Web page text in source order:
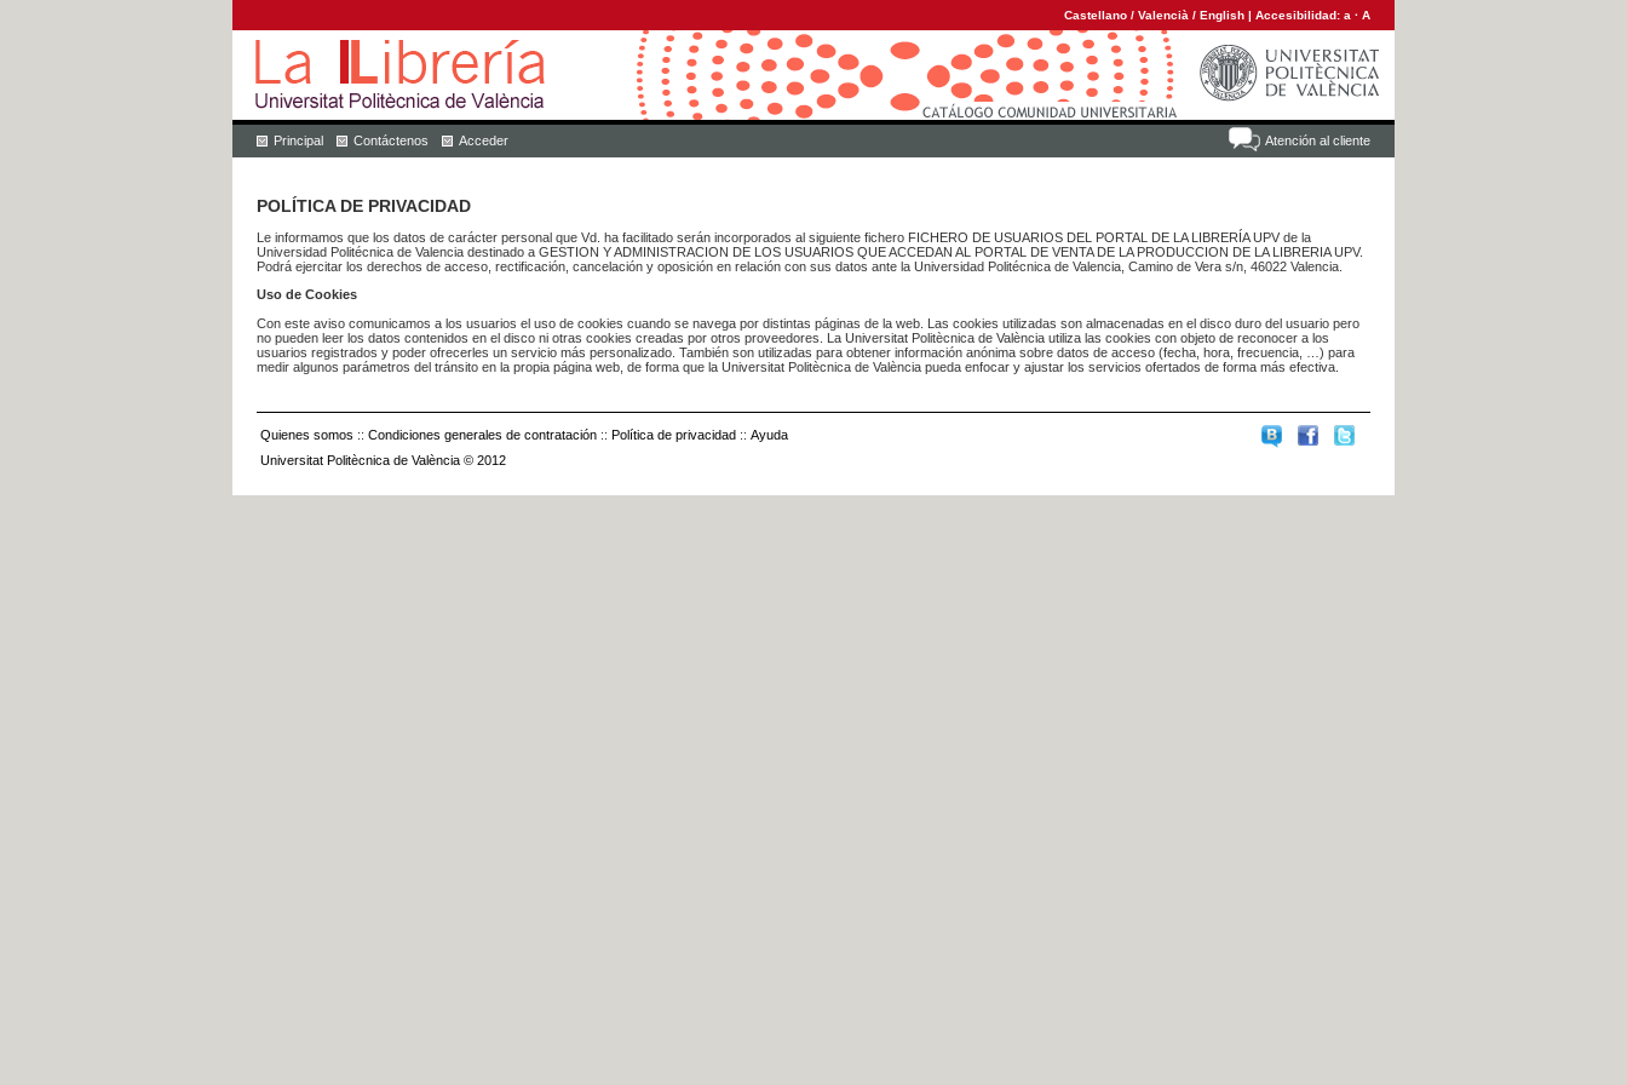
Castellano / Valencià / English | Accesibilidad: a · A
Atención al cliente
Principal Contáctenos Acceder
POLÍTICA DE PRIVACIDAD
Le informamos que los datos de carácter personal que Vd. ha facilitado serán incorporados al siguiente fichero FICHERO DE USUARIOS DEL PORTAL DE LA LIBRERÍA UPV de la
Universidad Politécnica de Valencia destinado a GESTION Y ADMINISTRACION DE LOS USUARIOS QUE ACCEDAN AL PORTAL DE VENTA DE LA PRODUCCION DE LA LIBRERIA UPV.
Podrá ejercitar los derechos de acceso, rectificación, cancelación y oposición en relación con sus datos ante la Universidad Politécnica de Valencia, Camino de Vera s/n, 46022 Valencia.
Uso de Cookies
Con este aviso comunicamos a los usuarios el uso de cookies cuando se navega por distintas páginas de la web. Las cookies utilizadas son almacenadas en el disco duro del usuario pero
no pueden leer los datos contenidos en el disco ni otras cookies creadas por otros proveedores. La Universitat Politècnica de València utiliza las cookies con objeto de reconocer a los
usuarios registrados y poder ofrecerles un servicio más personalizado. También son utilizadas para obtener información anónima sobre datos de acceso (fecha, hora, frecuencia, …) para
medir algunos parámetros del tránsito en la propia página web, de forma que la Universitat Politècnica de València pueda enfocar y ajustar los servicios ofertados de forma más efectiva.
Quienes somos :: Condiciones generales de contratación :: Política de privacidad :: Ayuda
Universitat Politècnica de València © 2012